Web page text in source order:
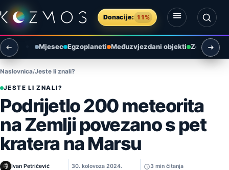
Preskoči na sadržaj
Donacije: 11%
Otvori izbornik
Otvori pretragu
Mjesec Egzoplaneti Međuzvjezdani objekti Zemlja i
Naslovnica Jeste li znali?
JESTE LI ZNALI?
Podrijetlo 200 meteorita
na Zemlji povezano s pet
kratera na Marsu
Ivan Petričević 30. kolovoza 2024. 3 min čitanja